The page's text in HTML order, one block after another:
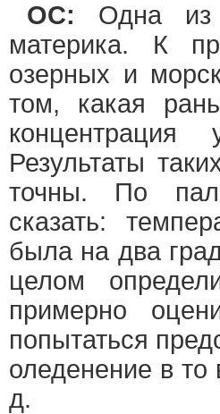
ОС: Одна из
материка. К
озерных и
том, какая
концентрация
Результаты
точны. По
сказать:
была на два
целом
примерно
попытаться
оледенение в
д.